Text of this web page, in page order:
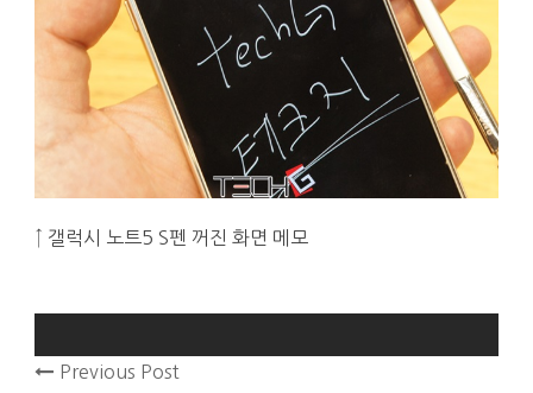
↑ 갤럭시 노트5 S펜 꺼진 화면 메모
Previous Post